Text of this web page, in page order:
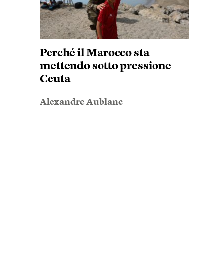
Perché il Marocco sta
mettendo sotto pressione
Ceuta
Alexandre Aublanc